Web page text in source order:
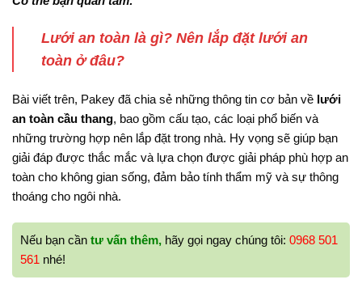
Lưới an toàn là gì? Nên lắp đặt lưới an
toàn ở đâu?
Bài viết trên, Pakey đã chia sẻ những thông tin cơ bản về lưới
an toàn cầu thang, bao gồm cấu tạo, các loại phổ biến và
những trường hợp nên lắp đặt trong nhà. Hy vọng sẽ giúp bạn
giải đáp được thắc mắc và lựa chọn được giải pháp phù hợp an
toàn cho không gian sống, đảm bảo tính thẩm mỹ và sự thông
thoáng cho ngôi nhà.
Nếu bạn cần tư vấn thêm, hãy gọi ngay chúng tôi: 0968 501
561 nhé!